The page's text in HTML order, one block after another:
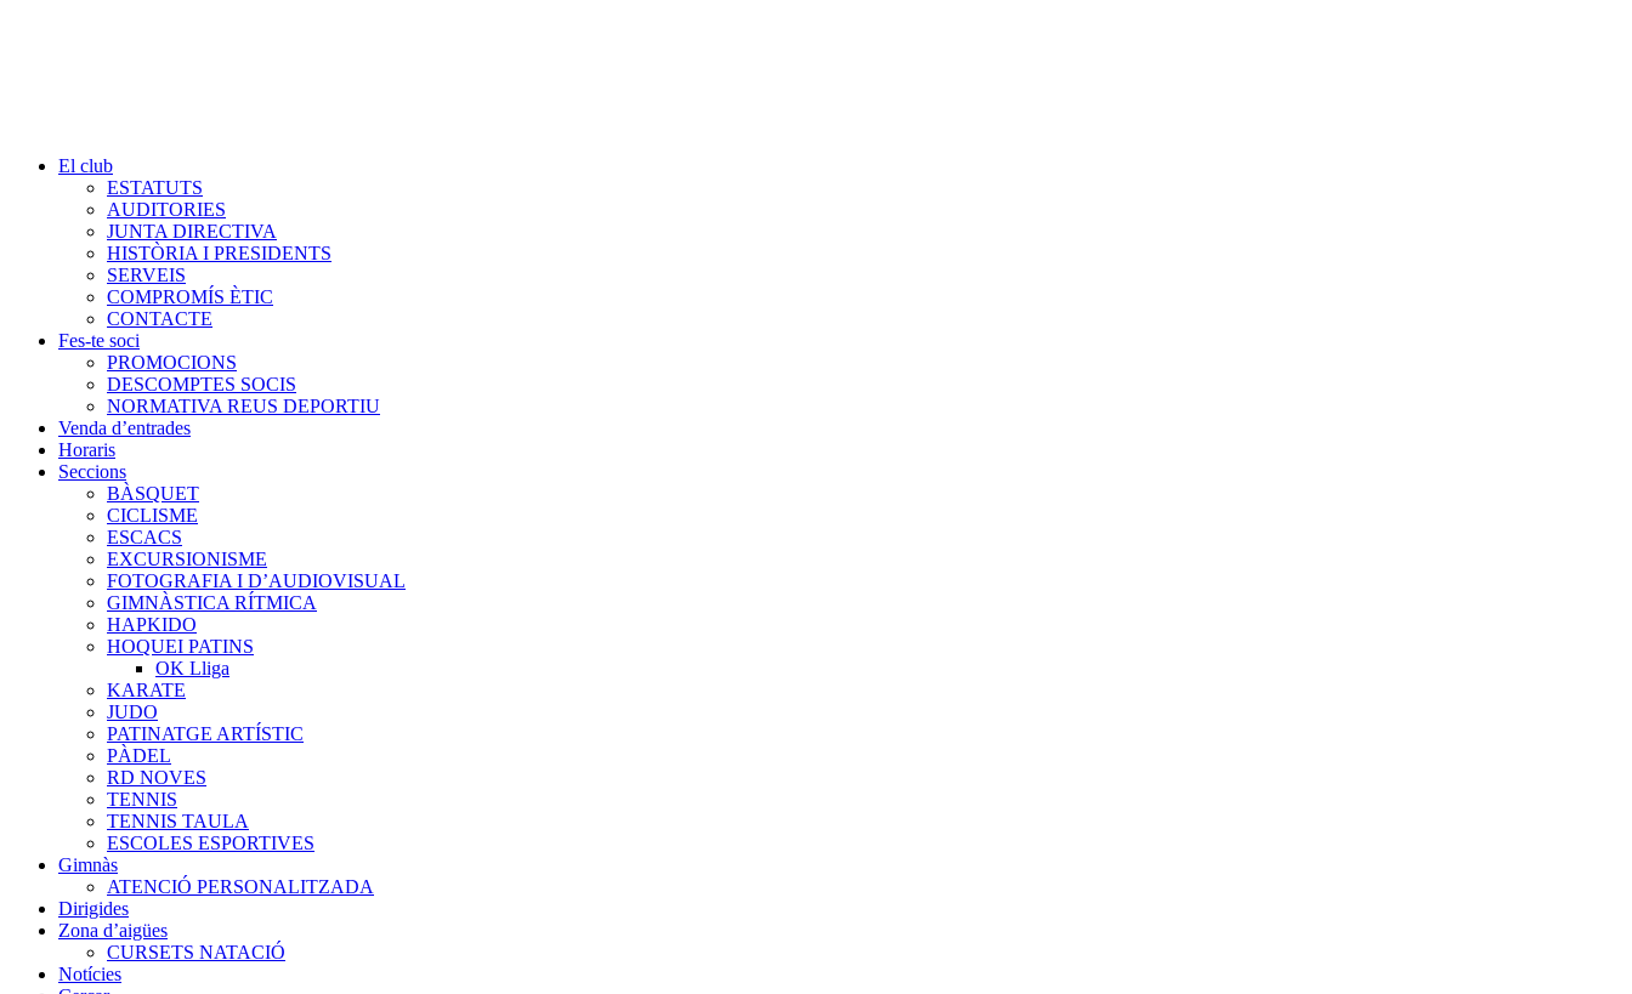
El club
ESTATUTS
AUDITORIES
JUNTA DIRECTIVA
HISTÒRIA I PRESIDENTS
SERVEIS
COMPROMÍS ÈTIC
CONTACTE
Fes-te soci
PROMOCIONS
DESCOMPTES SOCIS
NORMATIVA REUS DEPORTIU
Venda d’entrades
Horaris
Seccions
BÀSQUET
CICLISME
ESCACS
EXCURSIONISME
FOTOGRAFIA I D’AUDIOVISUAL
GIMNÀSTICA RÍTMICA
HAPKIDO
HOQUEI PATINS
OK Lliga
KARATE
JUDO
PATINATGE ARTÍSTIC
PÀDEL
RD NOVES
TENNIS
TENNIS TAULA
ESCOLES ESPORTIVES
Gimnàs
ATENCIÓ PERSONALITZADA
Dirigides
Zona d’aigües
CURSETS NATACIÓ
Notícies